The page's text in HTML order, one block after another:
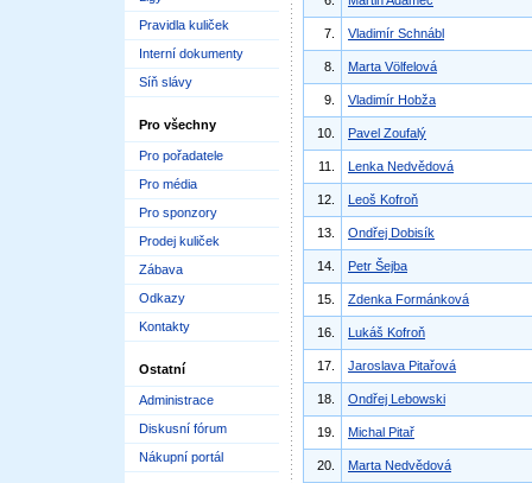
Pravidla kuliček
Interní dokumenty
Síň slávy
Pro všechny
Pro pořadatele
Pro média
Pro sponzory
Prodej kuliček
Zábava
Odkazy
Kontakty
Ostatní
Administrace
Diskusní fórum
Nákupní portál
7. Vladimír Schnábl
8. Marta Völfelová
9. Vladimír Hobža
10. Pavel Zoufalý
11. Lenka Nedvědová
12. Leoš Kofroň
13. Ondřej Dobisík
14. Petr Šejba
15. Zdenka Formánková
16. Lukáš Kofroň
17. Jaroslava Pitařová
18. Ondřej Lebowski
19. Michal Pitař
20. Marta Nedvědová